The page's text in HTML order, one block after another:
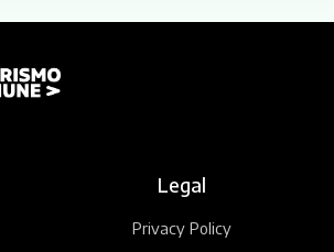
Legal
Privacy Policy